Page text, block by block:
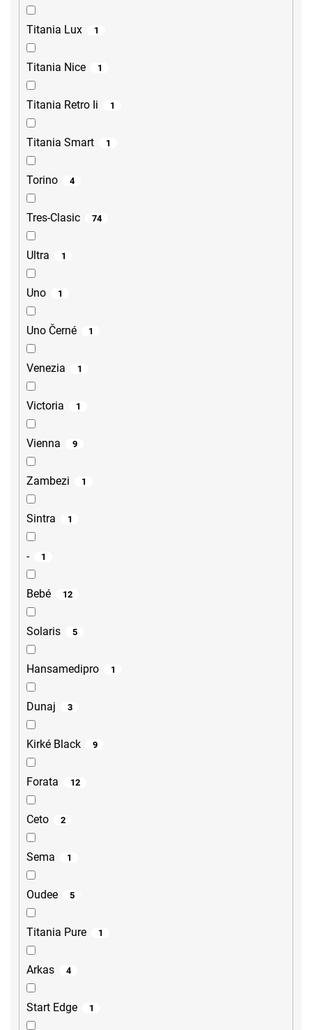
Titania Lux 1
Titania Nice 1
Titania Retro Ii 1
Titania Smart 1
Torino 4
Tres-Clasic 74
Ultra 1
Uno 1
Uno Černé 1
Venezia 1
Victoria 1
Vienna 9
Zambezi 1
Sintra 1
- 1
Bebé 12
Solaris 5
Hansamedipro 1
Dunaj 3
Kirké Black 9
Forata 12
Ceto 2
Sema 1
Oudee 5
Titania Pure 1
Arkas 4
Start Edge 1